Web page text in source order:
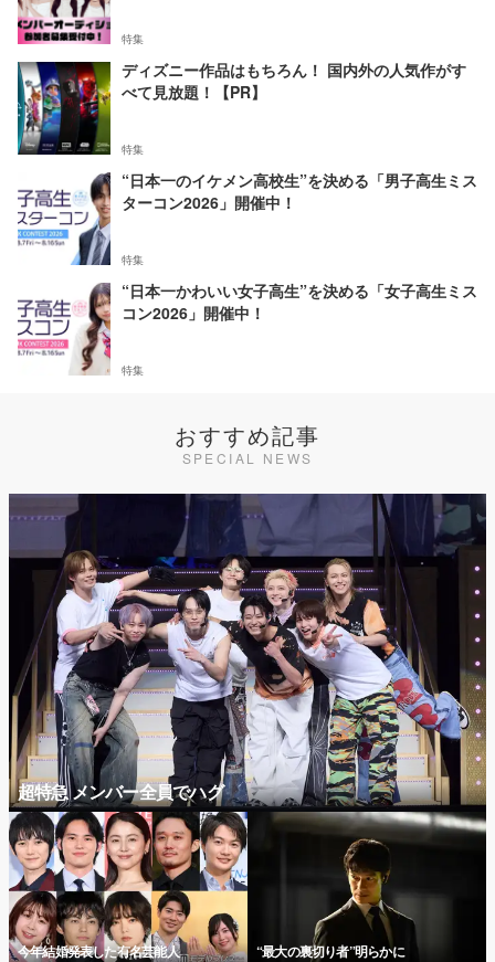
特集
ディズニー作品はもちろん！ 国内外の人気作がす
べて見放題！【PR】
特集
“日本一のイケメン高校生”を決める「男子高生ミス
ターコン2026」開催中！
特集
“日本一かわいい女子高生”を決める「女子高生ミス
コン2026」開催中！
特集
おすすめ記事
SPECIAL NEWS
超特急 メンバー全員でハグ
今年結婚発表した有名芸能人 “最大の裏切り者”明らかに